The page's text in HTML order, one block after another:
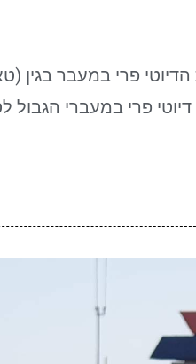
פרי במעבר בגין
פרי במעברי הגבול